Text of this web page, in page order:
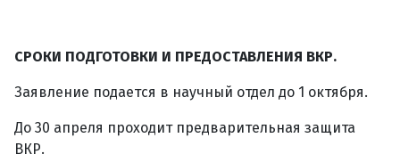
СРОКИ ПОДГОТОВКИ И ПРЕДОСТАВЛЕНИЯ ВКР.
Заявление подается в научный отдел до 1 октября.
До 30 апреля проходит предварительная защита
ВКР.